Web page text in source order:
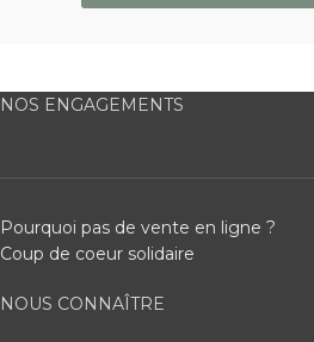
NOS ENGAGEMENTS
Pourquoi pas de vente en ligne ?
Coup de coeur solidaire
NOUS CONNAÎTRE